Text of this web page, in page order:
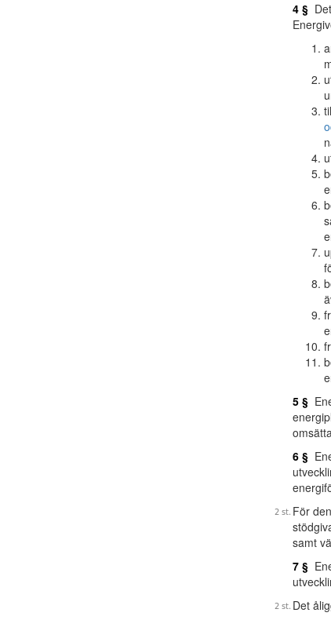
4 §
5 §
6 §
För
samt
7 §
Det